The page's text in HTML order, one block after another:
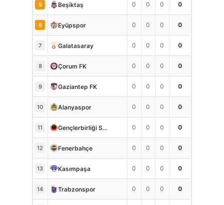
5 Beşiktaş 0 0 0 0
6 Eyüpspor 0 0 0 0
7 Galatasaray 0 0 0 0
8 Çorum FK 0 0 0 0
9 Gaziantep FK 0 0 0 0
10 Alanyaspor 0 0 0 0
11 Gençlerbirliği S.K. 0 0 0 0
12 Fenerbahçe 0 0 0 0
13 Kasımpaşa 0 0 0 0
14 Trabzonspor 0 0 0 0